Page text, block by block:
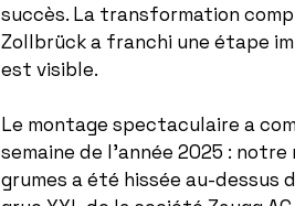
succès. La transformation
Zollbrück a franchi une étape
est visible.
Le montage spectaculaire a
semaine de l’année 2025 :
grumes a été hissée au-dessus